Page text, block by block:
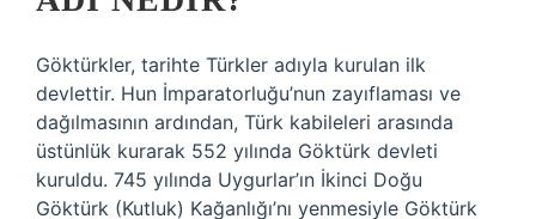
Göktürkler, tarihte Türkler adıyla kurulan ilk
devlettir. Hun İmparatorluğu’nun zayıflaması ve
dağılmasının ardından, Türk kabileleri arasında
üstünlük kurarak 552 yılında Göktürk devleti
kuruldu. 745 yılında Uygurlar’ın İkinci Doğu
Göktürk (Kutluk) Kağanlığı’nı yenmesiyle Göktürk